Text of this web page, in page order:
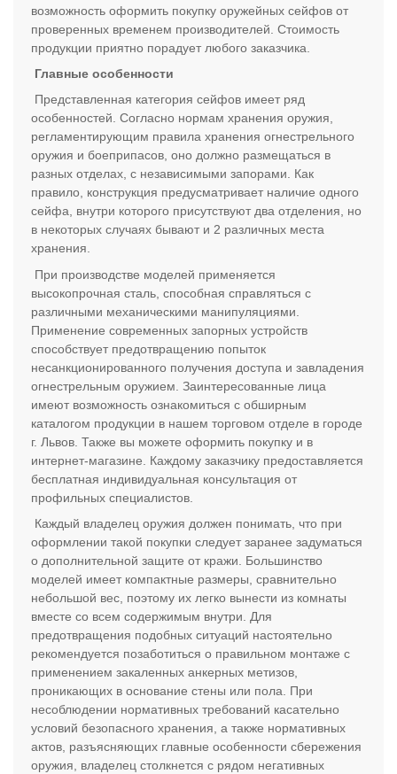
возможность оформить покупку оружейных сейфов от
проверенных временем производителей. Стоимость
продукции приятно порадует любого заказчика.
Главные особенности
Представленная категория сейфов имеет ряд
особенностей. Согласно нормам хранения оружия,
регламентирующим правила хранения огнестрельного
оружия и боеприпасов, оно должно размещаться в
разных отделах, с независимыми запорами. Как
правило, конструкция предусматривает наличие одного
сейфа, внутри которого присутствуют два отделения, но
в некоторых случаях бывают и 2 различных места
хранения.
При производстве моделей применяется
высокопрочная сталь, способная справляться с
различными механическими манипуляциями.
Применение современных запорных устройств
способствует предотвращению попыток
несанкционированного получения доступа и завладения
огнестрельным оружием. Заинтересованные лица
имеют возможность ознакомиться с обширным
каталогом продукции в нашем торговом отделе в городе
г. Львов. Также вы можете оформить покупку и в
интернет-магазине. Каждому заказчику предоставляется
бесплатная индивидуальная консультация от
профильных специалистов.
Каждый владелец оружия должен понимать, что при
оформлении такой покупки следует заранее задуматься
о дополнительной защите от кражи. Большинство
моделей имеет компактные размеры, сравнительно
небольшой вес, поэтому их легко вынести из комнаты
вместе со всем содержимым внутри. Для
предотвращения подобных ситуаций настоятельно
рекомендуется позаботиться о правильном монтаже с
применением закаленных анкерных метизов,
проникающих в основание стены или пола. При
несоблюдении нормативных требований касательно
условий безопасного хранения, а также нормативных
актов, разъясняющих главные особенности сбережения
оружия, владелец столкнется с рядом негативных